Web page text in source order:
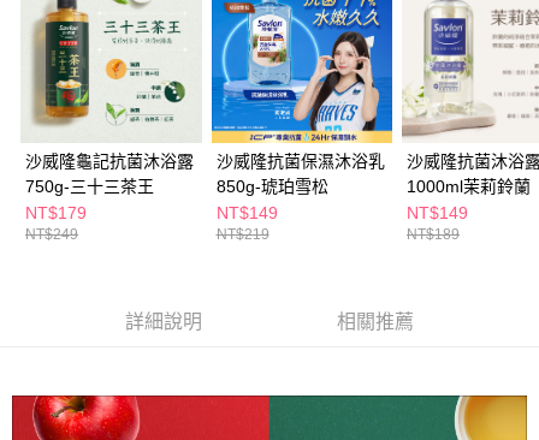
【關於「AFTEE先享後付」】
AFTEE先享後付是「在收到商品之後才付款」的支付方式。 讓您購物簡單
便利好安心！
１．簡單：不需註冊會員、不需綁卡、不需儲值。
２．便利：只要手機號碼，簡訊認證，即可結帳。
３．安心：先確認商品／服務後，再付款。
【「AFTEE先享後付」結帳流程】
１．於結帳方式選擇「AFTEE先享後付」後，將跳轉至「AFTEE先享後付」
結帳頁面，進行簡訊認證並確認金額後，即可完成結帳。
２．訂單成立數日內，您將收到繳費通知簡訊。
※ 請注意：結帳手續完成當下不需立刻繳費，但若您需要取消訂單，請聯絡
購買商品的店家。未經商家同意取消之訂單仍視為有效，需透過AFTEE先享
是否繳費成功／繳費後需取消欲退款等相關疑問，請聯繫「AFTEE先享後付
客戶支援中心」 https://netprotections.freshdesk.com/support/home
即享券
運送方式
全家取貨付款
每筆NT$65，滿NT$390(含以上)免運費
付款後全家取貨
每筆NT$65，滿NT$490(含以上)免運費
每筆NT$65，滿NT$490(含以上)免運費
沙威隆龜記抗菌沐浴露
750g-三十三茶王
NT$179
NT$249
沙威隆抗菌保濕沐浴乳
850g-琥珀雪松
NT$149
NT$219
沙威隆抗菌沐浴
1000ml茉莉鈴蘭
NT$149
NT$189
詳細說明 相關推薦